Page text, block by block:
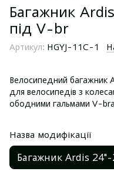
Багажник
під V-br
Артикул: HGYJ-11C-1
Велосипедний багажник
для велосипедів з
ободними гальмами V-
Назва модифікації
Багажник Ardis